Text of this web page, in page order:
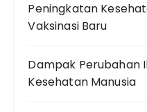
Peningkatan
Vaksinasi Baru
Dampak Perubahan
Kesehatan Manusia